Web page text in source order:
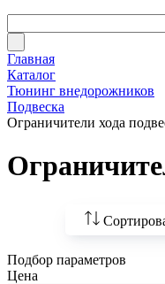
Главная
Каталог
Тюнинг внедорожников
Подвеска
Ограничители хода
По
Подбор параметров
Цена